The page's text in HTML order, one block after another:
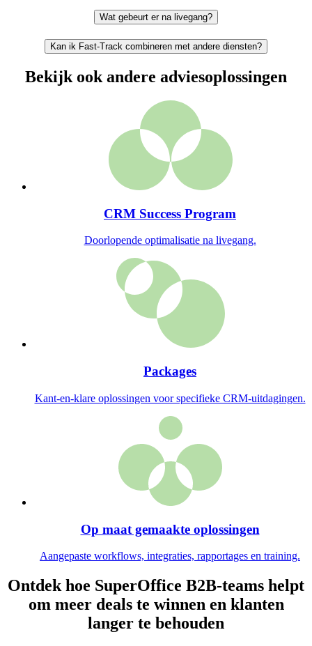
Wat gebeurt er na livegang?
Kan ik Fast-Track combineren met andere diensten?
Bekijk ook andere adviesoplossingen
CRM Success Program
Doorlopende optimalisatie na livegang.
Packages
Kant-en-klare oplossingen voor specifieke CRM-uitdagingen.
Op maat gemaakte oplossingen
Aangepaste workflows, integraties, rapportages en training.
Ontdek hoe SuperOffice B2B-teams helpt
om meer deals te winnen en klanten
langer te behouden